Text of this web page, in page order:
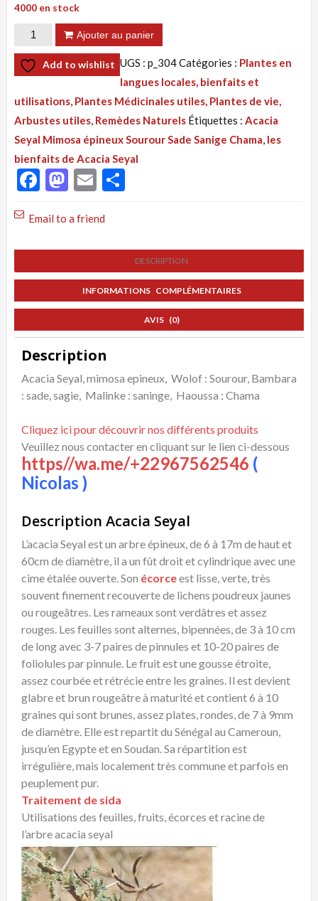
4000 en stock
quantité
de
304:
Seyal
Mimosa
épineux
Sourour
Sade
Chama
Ajouter au panier
Add to wishlist UGS : p_304Catégories : Plantes en
langues locales, bienfaits et
utilisations Plantes Médicinales utiles, Plantes de vie,
Arbustes utiles Remèdes Naturels Étiquettes : Acacia
Seyal Mimosa épineux Sourour Sade Sanige Chama les
bienfaits de Acacia Seyal
Facebook
Mastodon
Email
Email to a friend
DESCRIPTION
INFORMATIONS COMPLÉMENTAIRES
AVIS (0)
Description
Acacia Seyal, mimosa epineux, Wolof : Sourour, Bambara
: sade, sagie, Malinke : saninge, Haoussa : Chama
Cliquez ici pour découvrir nos différents produits
Veuillez nous contacter en cliquant sur le lien ci-dessous
https//wa.me/+22967562546 (
Nicolas )
Description Acacia Seyal
L’acacia Seyal est un arbre épineux, de 6 à 17m de haut et
60cm de diamètre, il a un fût droit et cylindrique avec une
cime étalée ouverte. Son écorceest lisse, verte, très
souvent finement recouverte de lichens poudreux jaunes
ou rougeâtres. Les rameaux sont verdâtres et assez
rouges. Les feuilles sont alternes, bipennées, de 3 à 10 cm
de long avec 3-7 paires de pinnules et 10-20 paires de
foliolules par pinnule. Le fruit est une gousse étroite,
assez courbée et rétrécie entre les graines. Il est devient
glabre et brun rougeâtre à maturité et contient 6 à 10
graines qui sont brunes, assez plates, rondes, de 7 à 9mm
de diamètre. Elle est repartit du Sénégal au Cameroun,
jusqu’en Egypte et en Soudan. Sa répartition est
irrégulière, mais localement très commune et parfois en
peuplement pur.
Traitement de sida
Utilisations des feuilles, fruits, écorces et racine de
l’arbre acacia seyal